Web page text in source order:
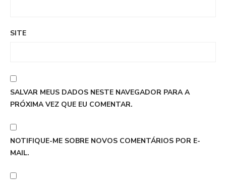
SITE
SALVAR MEUS DADOS NESTE NAVEGADOR PARA A
PRÓXIMA VEZ QUE EU COMENTAR.
NOTIFIQUE-ME SOBRE NOVOS COMENTÁRIOS POR E-
MAIL.